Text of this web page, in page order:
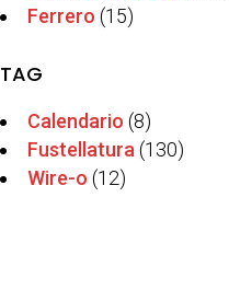
Ferrero (15)
TAG
Calendario (8)
Fustellatura (130)
Wire-o (12)